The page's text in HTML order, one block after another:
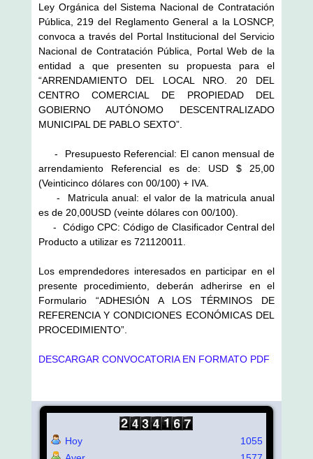
Ley Orgánica del Sistema Nacional de Contratación
Pública, 219 del Reglamento General a la LOSNCP,
convoca a través del Portal Institucional del Servicio
Nacional de Contratación Pública, Portal Web de la
entidad a que presenten su propuesta para el
“ARRENDAMIENTO DEL LOCAL NRO. 20 DEL
CENTRO COMERCIAL DE PROPIEDAD DEL
GOBIERNO AUTÓNOMO DESCENTRALIZADO
MUNICIPAL DE PABLO SEXTO”.
- Presupuesto Referencial: El canon mensual de
arrendamiento Referencial es de: USD $ 25,00
(Veinticinco dólares con 00/100) + IVA.
- Matricula anual: el valor de la matricula anual
es de 20,00USD (veinte dólares con 00/100).
- Código CPC: Código de Clasificador Central del
Producto a utilizar es 721120011.
Los emprendedores interesados en participar en el
presente procedimiento, deberán adherirse en el
Formulario “ADHESIÓN A LOS TÉRMINOS DE
REFERENCIA Y CONDICIONES ECONÓMICAS DEL
PROCEDIMIENTO”.
DESCARGAR CONVOCATORIA EN FORMATO PDF
Hoy
1055